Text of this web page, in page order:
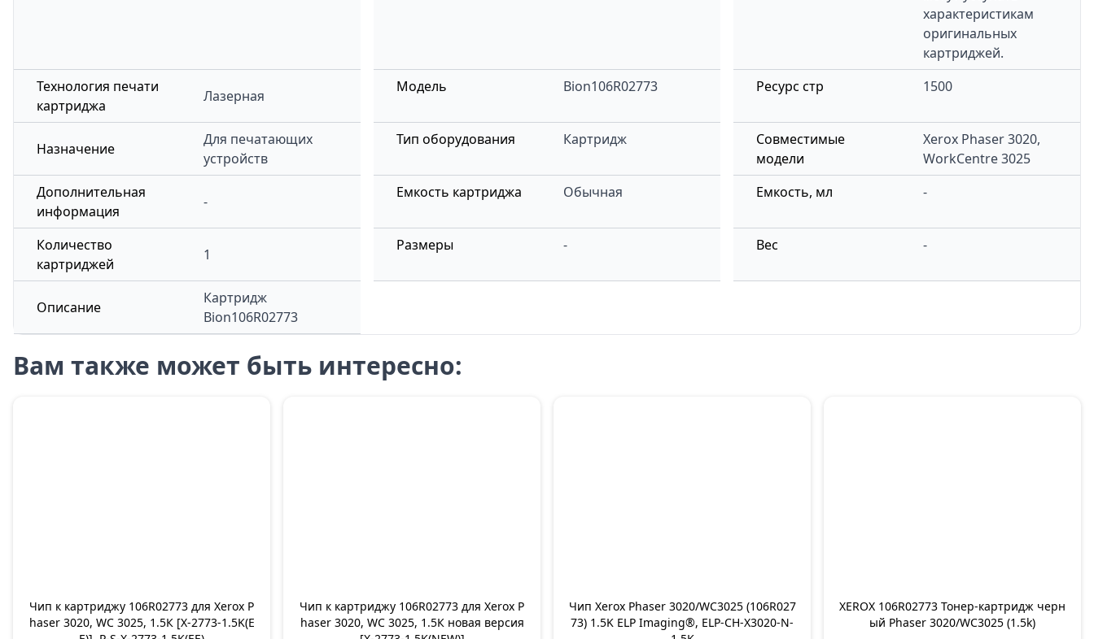
характеристикам
оригинальных
картриджей.
Технология печати
картриджа
Лазерная
Модель Bion106R02773 Ресурс стр 1500
Назначение
Для печатающих
устройств
Тип оборудования Картридж
Совместимые
модели
Xerox Phaser 3020,
WorkCentre 3025
Дополнительная
информация
-
Емкость картриджа Обычная Емкость, мл -
Количество
картриджей
1
Размеры - Вес -
Описание
Картридж
Bion106R02773
Вам также может быть интересно:
Чип к картриджу 106R02773 для Xerox P
haser 3020, WC 3025, 1.5К [X-2773-1.5K(E
Чип к картриджу 106R02773 для Xerox P
haser 3020, WC 3025, 1.5К новая версия
Чип Xerox Phaser 3020/WC3025 (106R027
73) 1.5K ELP Imaging®, ELP-CH-X3020-N-
XEROX 106R02773 Тонер-картридж черн
ый Phaser 3020/WC3025 (1.5k)